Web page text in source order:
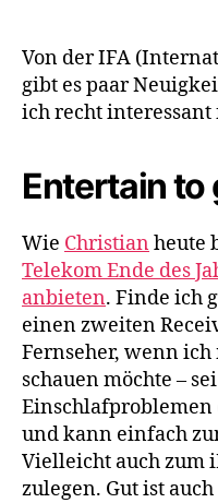
Von der IFA
gibt es paar
ich recht interessant
Entertain to
Wie Christian heute
Telekom Ende des
anbieten. Finde ich
einen zweiten
Fernseher, wenn
schauen möchte –
Einschlafproblemen
und kann einfach
Vielleicht auch zum
zulegen. Gut ist auch